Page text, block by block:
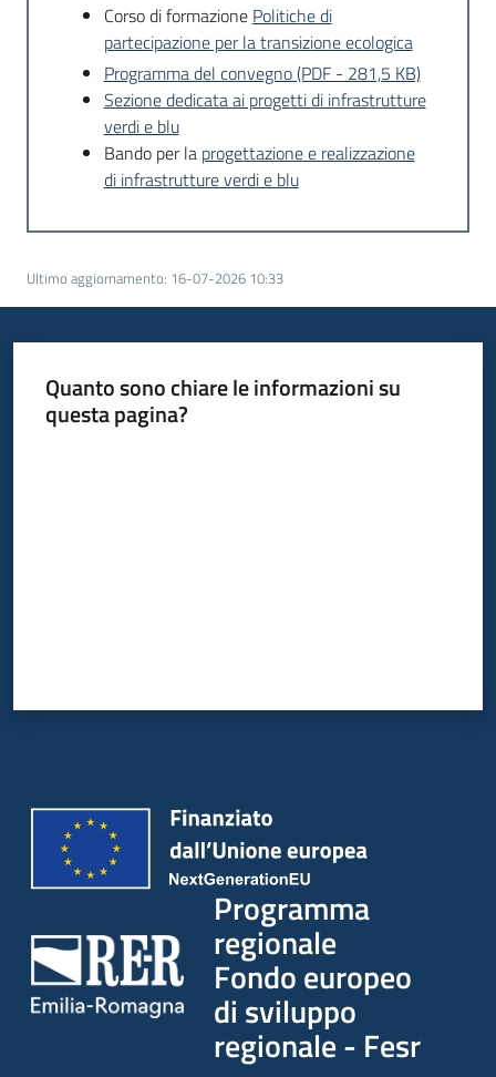
Corso di formazione Politiche di
partecipazione per la transizione ecologica
Programma del convegno (PDF - 281,5 KB)
Sezione dedicata ai progetti di infrastrutture
verdi e blu
Bando per la progettazione e realizzazione
di infrastrutture verdi e blu
Ultimo aggiornamento: 16-07-2026 10:33
Quanto sono chiare le informazioni su
questa pagina?
Programma
regionale
Fondo europeo
di sviluppo
regionale - Fesr